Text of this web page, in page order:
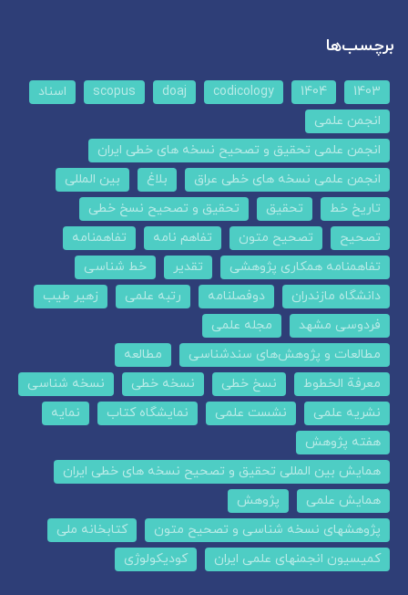
برچسب‌ها
1403
1404
codicology
doaj
scopus
اسناد
انجمن علمی
انجمن علمی تحقیق و تصحیح نسخه های خطی ایران
انجمن علمی نسخه های خطی عراق
بلاغ
بین المللی
تاریخ خط
تحقیق
تحقیق و تصحیح نسخ خطی
تصحیح
تصحیح متون تفاهم نامه
تفاهمنامه
تفاهمنامه همکاری پژوهشی
تقدیر
خط شناسی
دانشگاه مازندران
دوفصلنامه رتبه علمی
زهیر طیب
فردوسی مشهد
مجله علمی
مطالعات و پژوهش‌های سندشناسی
مطالعه
معرفة الخطوط
نسخ خطی نسخه خطی
نسخه شناسی
نشریه علمی
نشست علمی نمایشگاه کتاب
نمایه
هفته پژوهش
همایش بین المللی تحقیق و تصحیح نسخه های خطی ایران
همایش علمی
پژوهش
پژوهشهای نسخه شناسی و تصحیح متون
کتابخانه ملی
کمیسیون انجمنهای علمی ایران
کودیکولوژی